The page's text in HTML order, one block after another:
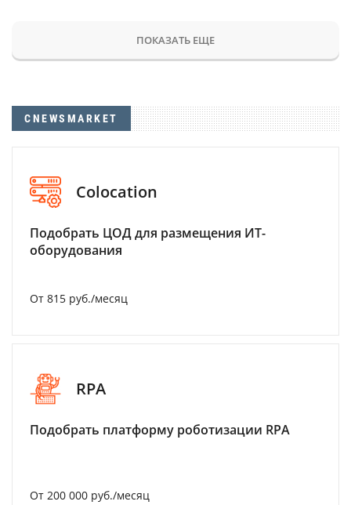
ПОКАЗАТЬ ЕЩЕ
CNEWSMARKET
Colocation
Подобрать ЦОД для размещения ИТ-
оборудования
От 815 руб./месяц
RPA
Подобрать платформу роботизации RPA
От 200 000 руб./месяц